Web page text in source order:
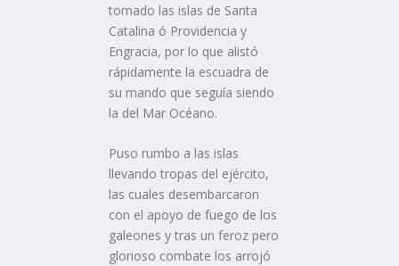
tomado las islas de Santa
Catalina ó Providencia y
Engracia, por lo que alistó
rápidamente la escuadra de
su mando que seguí­a siendo
la del Mar Océano.
Puso rumbo a las islas
llevando tropas del ejército,
las cuales desembarcaron
con el apoyo de fuego de los
galeones y tras un feroz pero
glorioso combate los arrojó